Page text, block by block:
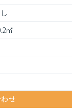
㎡
せ